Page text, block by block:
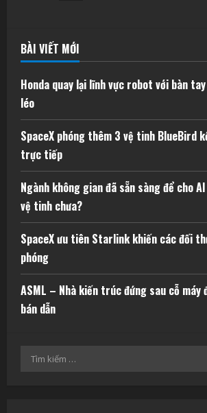
BÀI VIẾT MỚI
Honda quay lại lĩnh vực robot với bàn
léo
SpaceX phóng thêm 3 vệ tinh BlueBird
trực tiếp
Ngành không gian đã sẵn sàng để cho
vệ tinh chưa?
SpaceX ưu tiên Starlink khiến các đối
phóng
ASML – Nhà kiến trúc đứng sau cỗ máy
bán dẫn
Tìm